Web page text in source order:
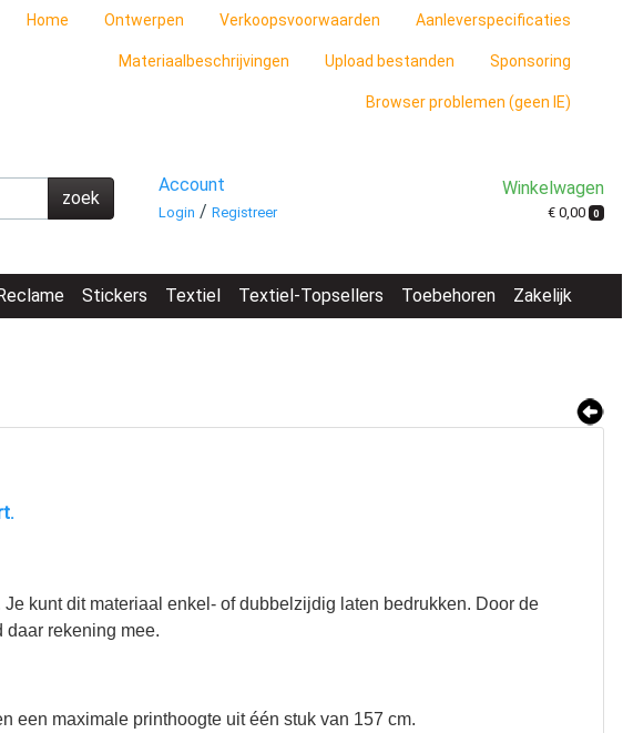
Home Ontwerpen Verkoopsvoorwaarden Aanleverspecificaties
Materiaalbeschrijvingen Upload bestanden Sponsoring
Browser problemen (geen IE)
zoek
Account
Login /Registreer
Winkelwagen
€ 0,00 0
Stickers Textiel Textiel-Topsellers Toebehoren Zakelijk
kunt dit materiaal enkel- of dubbelzijdig laten bedrukken. Door de
daar rekening mee.
een maximale printhoogte uit één stuk van 157 cm.